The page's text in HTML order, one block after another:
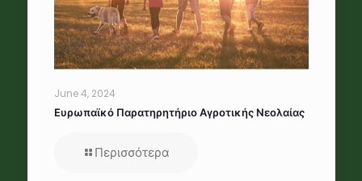
June 4, 2024
Ευρωπαϊκό Παρατηρητήριο Αγροτικής Νεολαίας
Περισσότερα